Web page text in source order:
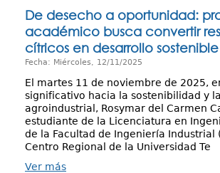
De desecho a oportunidad:
académico busca convertir
cítricos en desarrollo sostenible
Fecha: Miércoles, 12/11/2025
El martes 11 de noviembre de 2025,
significativo hacia la sostenibilidad y
agroindustrial, Rosymar del Carmen
estudiante de la Licenciatura en
de la Facultad de Ingeniería Industrial
Centro Regional de la Universidad Te
Ver más